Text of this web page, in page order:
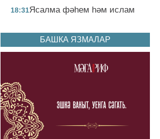
18:31Ясалма фәһем һәм ислам
БАШКА ЯЗМАЛАР